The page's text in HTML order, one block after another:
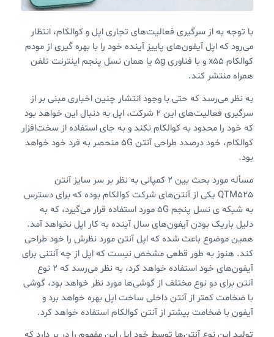
با توجه به از سرگیری فعالیت‌های تجاری اپل و کوالکام، انتظار
می‌رود که اپل آیفون‌های پاییز آینده خود را با بهره گیری از مودم
کوالکام x55 و با فناوری 5g یا همان نسل پنجم اینترنت تلفن
همراه منتشر کند.
به نظر می‌رسد که حتی با وجود انتشار چنین اخباری مبنی بر از
سرگیری فعالیت‌های این ۲ شرکت، اپل به دنبال این خواهد بود
که خود را محدود به کوالکام نکند و به جای استفاده از سخت‌افزار
کوالکام، خود درصدد طراحی آنتن 5G منحصر به فرد خود خواهد
بود.
مسأله مورد بحث بین ۲ کمپانی به نظر بر سر سایز آنتن
QTM525 یکی از آنتن‌های شرکت کوالکام بوده که برای دسترس
به شبکه ی نسل پنجم 5G مورد استفاده قرار می‌گیرد، که به
دلیل باریک بودن آیفون‌های سال آینده به کار اپل نخواهد آمد.
همین موضوع باعث شده که اپل آنتن مورد نظرش را خود طراحی
کند. هنوز به طور قطعی مشخص نیست که اپل از چه آنتنی برای
آیفون‌های خود استفاده خواهد کرد، به نظر می‌رسد که ۲ نوع
آنتن برای دو نوع مختلف از گوشی‌ها مورد نظر خواهد بود، گوشی
با ضخامت کمتر از آنتن داخلی ساخت اپل بهره خواهد برد و
آیفون با ضخامت بیشتر از آنتن کوالکام استفاده خواهد کرد.